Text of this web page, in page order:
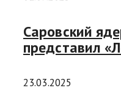
Саровский
представил
23.03.2025